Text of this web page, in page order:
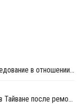
Таиланд начал антидемпинговое расследование в отношении ПВХ из Китая и Тайваня
CGPC возобновила производство ПВХ в Тайване после ремонта